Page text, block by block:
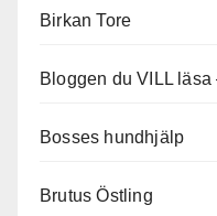
Birkan Tore
Bloggen du VILL
Bosses hundhjälp
Brutus Östling